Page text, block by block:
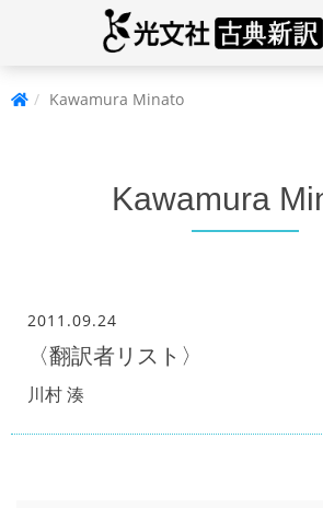
Kawamura Minato
Kawamura
2011.09.24
〈翻訳者リスト〉
川村 湊